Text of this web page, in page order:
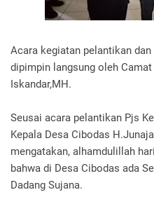
Acara kegiatan pelantikan
dipimpin langsung oleh
Iskandar,MH.
Seusai acara pelantikan Pjs
Kepala Desa Cibodas
mengatakan, alhamdulillah
bahwa di Desa Cibodas ada
Dadang Sujana.